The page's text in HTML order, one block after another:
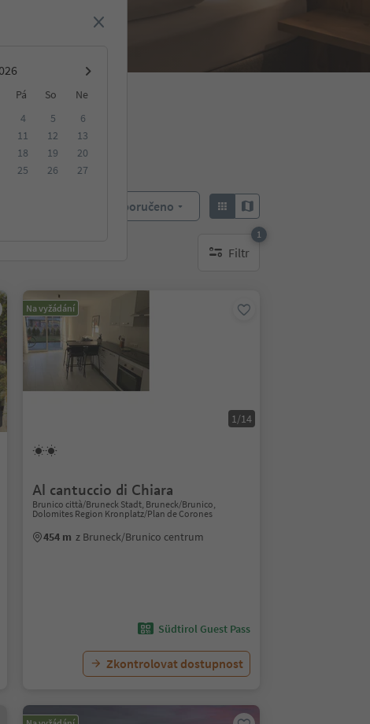
Pá So
Ne
4 5
6
11 12
13
18 19
20
25 26
27
Doporučeno
Filtr
1
1 aktywny filtr
Na vyžádání
1/14
Al cantuccio di Chiara
Brunico città/Bruneck Stadt, Bruneck/Brunico,
Dolomites Region Kronplatz/Plan de Corones
454 m z Bruneck/Brunico centrum
Südtirol Guest Pass
Zkontrolovat dostupnost